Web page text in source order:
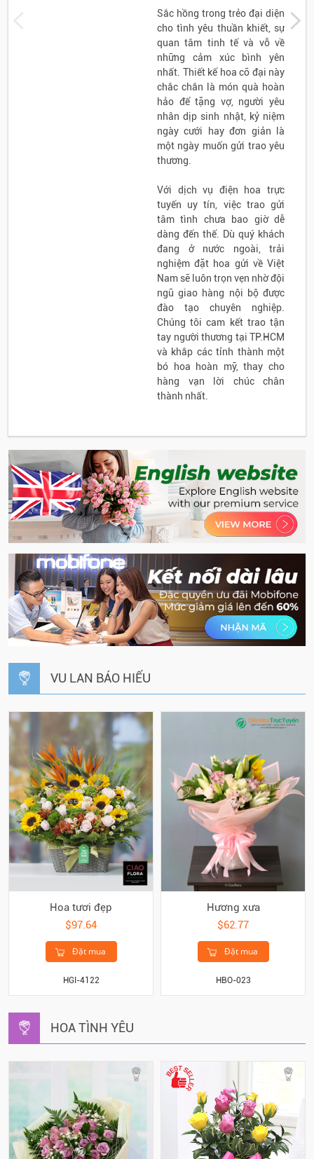
Sắc hồng trong trẻo đại diện
cho tình yêu thuần khiết, sự
quan tâm tinh tế và vỗ về
những cảm xúc bình yên
nhất. Thiết kế hoa cỡ đại này
chắc chắn là món quà hoàn
hảo để tặng vợ, người yêu
nhân dịp sinh nhật, kỷ niệm
ngày cưới hay đơn giản là
một ngày muốn gửi trao yêu
thương.
Với dịch vụ điện hoa trực
tuyến uy tín, việc trao gửi
tâm tình chưa bao giờ dễ
dàng đến thế. Dù quý khách
đang ở nước ngoài, trải
nghiệm đặt hoa gửi về Việt
Nam sẽ luôn trọn vẹn nhờ đội
ngũ giao hàng nội bộ được
đào tạo chuyên nghiệp.
Chúng tôi cam kết trao tận
tay người thương tại TP.HCM
và khắp các tỉnh thành một
bó hoa hoàn mỹ, thay cho
hàng vạn lời chúc chân
thành nhất.
VU LAN BÁO HIẾU
Hoa tươi đẹp
$97.64
Đặt mua
HGI-4122
Hương xưa
$62.77
Đặt mua
HBO-023
HOA TÌNH YÊU